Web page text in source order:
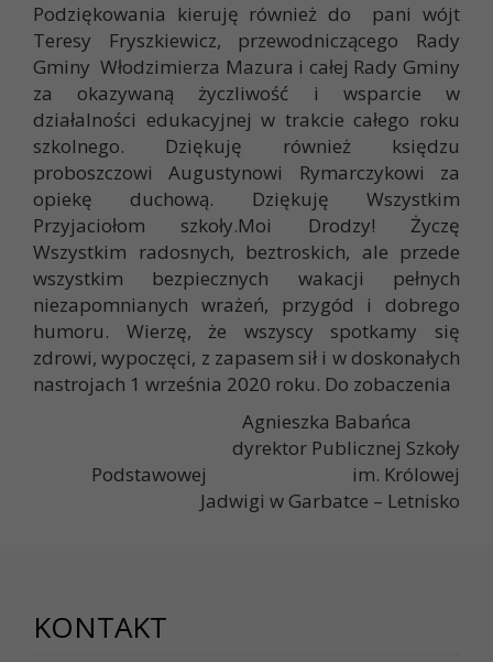
Podziękowania kieruję również do pani wójt
Teresy Fryszkiewicz, przewodniczącego Rady
Gminy Włodzimierza Mazura i całej Rady Gminy
za okazywaną życzliwość i wsparcie w
działalności edukacyjnej w trakcie całego roku
szkolnego. Dziękuję również księdzu
proboszczowi Augustynowi Rymarczykowi za
opiekę duchową. Dziękuję Wszystkim
Przyjaciołom szkoły.Moi Drodzy! Życzę
Wszystkim radosnych, beztroskich, ale przede
wszystkim bezpiecznych wakacji pełnych
niezapomnianych wrażeń, przygód i dobrego
humoru. Wierzę, że wszyscy spotkamy się
zdrowi, wypoczęci, z zapasem sił i w doskonałych
nastrojach 1 września 2020 roku. Do zobaczenia
Agnieszka Babańca
dyrektor Publicznej Szkoły
Podstawowej im. Królowej
Jadwigi w Garbatce – Letnisko
KONTAKT